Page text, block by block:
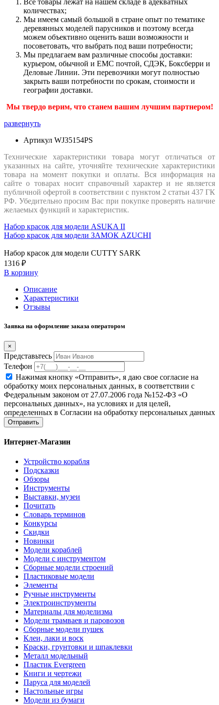
количествах;
Мы имеем самый большой в стране опыт по тематике
деревянных моделей парусников и поэтому всегда
можем объективно оценить ваши возможности и
посоветовать, что выбрать под ваши потребности;
Мы предлагаем вам различные способы доставки:
курьером, обычной и ЕМС почтой, СДЭК, Боксберри и
Деловые Линии. Эти перевозчики могут полностью
закрыть ваши потребности по срокам, стоимости и
географии доставки.
Мы твердо верим, что станем вашим лучшим партнером!
развернуть
Артикул WJ35154PS
Технические характеристики товара могут отличаться от
указанных на сайте, уточняйте технические характеристики
товара на момент покупки и оплаты. Вся информация на
сайте о товарах носит справочный характер и не является
публичной офертой в соответствии с пунктом 2 статьи 437 ГК
РФ. Убедительно просим Вас при покупке проверять наличие
желаемых функций и характеристик.
Набор красок для модели ASUKA II
Набор красок для модели ЗАМОК AZUCHI
Набор красок для модели CUTTY SARK
1316 ₽
В корзину
Описание
Характеристики
Отзывы
Заявка на оформление заказа оператором
×
Представьтесь
Телефон
Нажимая кнопку «Отправить», я даю свое согласие на
обработку моих персональных данных, в соответствии с
Федеральным законом от 27.07.2006 года №152-ФЗ «О
персональных данных», на условиях и для целей,
определенных в Согласии на обработку персональных данных
Отправить
Интернет-Магазин
Устройство корабля
Подсказки
Обзоры
Инструменты
Выставки, музеи
Почитать
Словарь терминов
Конкурсы
Скидки
Новинки
Модели кораблей
Модели с инструментом
Сборные модели строений
Пластиковые модели
Элементы
Ручные инструменты
Электроинструменты
Материалы для моделизма
Модели трамваев и паровозов
Сборные модели пушек
Клеи, лаки и воск
Краски, грунтовки и шпаклевки
Металл модельный
Пластик Evergreen
Книги и чертежи
Паруса для моделей
Настольные игры
Модели из бумаги